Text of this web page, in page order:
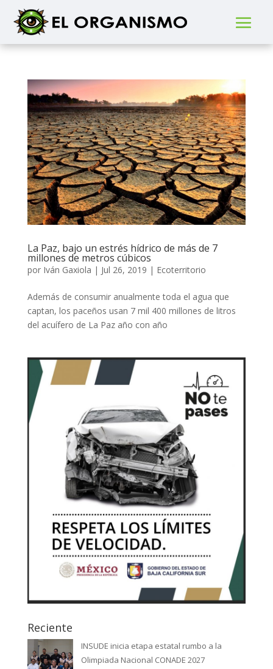
La Paz, bajo un estrés hídrico de más de 7
millones de metros cúbicos
por Iván Gaxiola | Jul 26, 2019 | Ecoterritorio
Además de consumir anualmente toda el agua que
captan, los paceños usan 7 mil 400 millones de litros
del acuífero de La Paz año con año
Reciente
INSUDE inicia etapa estatal rumbo a la
Olimpiada Nacional CONADE 2027